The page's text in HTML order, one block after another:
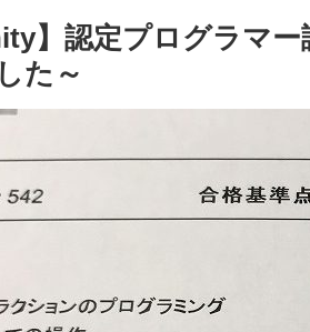
】認定プログラマ
た～